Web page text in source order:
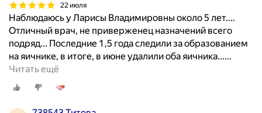
ц
е
с
с
22 июля
Наблюдаюсь у Ларисы Владимировны около 5 лет....
Отличный врач, не приверженец назначений всего
подряд... Последние 1,5 года следили за образованием
на яичнике, в итоге, в июне удалили оба яичника...…
Читать ещё